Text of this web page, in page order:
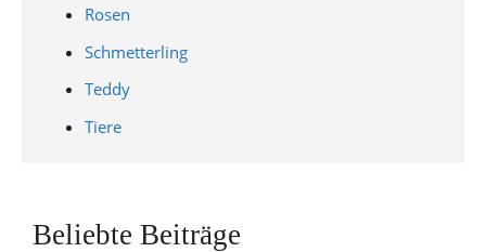
Rosen
Schmetterling
Teddy
Tiere
Beliebte Beiträge